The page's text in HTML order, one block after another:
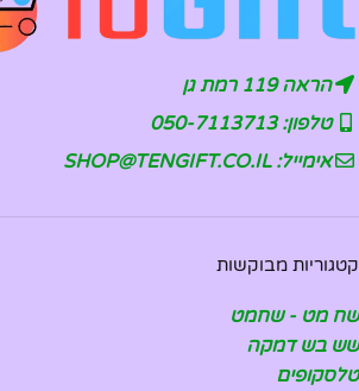
הראה 119 רמת גן
טלפון: 050-7113713
אימייל: SHOP@TENGIFT.CO.IL
קטגוריות מבוקשות
שח מט - שחמט
שש בש דמקה
טלסקופים